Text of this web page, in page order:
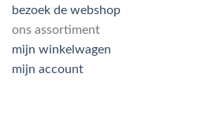
bezoek de webshop
ons assortiment
mijn winkelwagen
mijn account